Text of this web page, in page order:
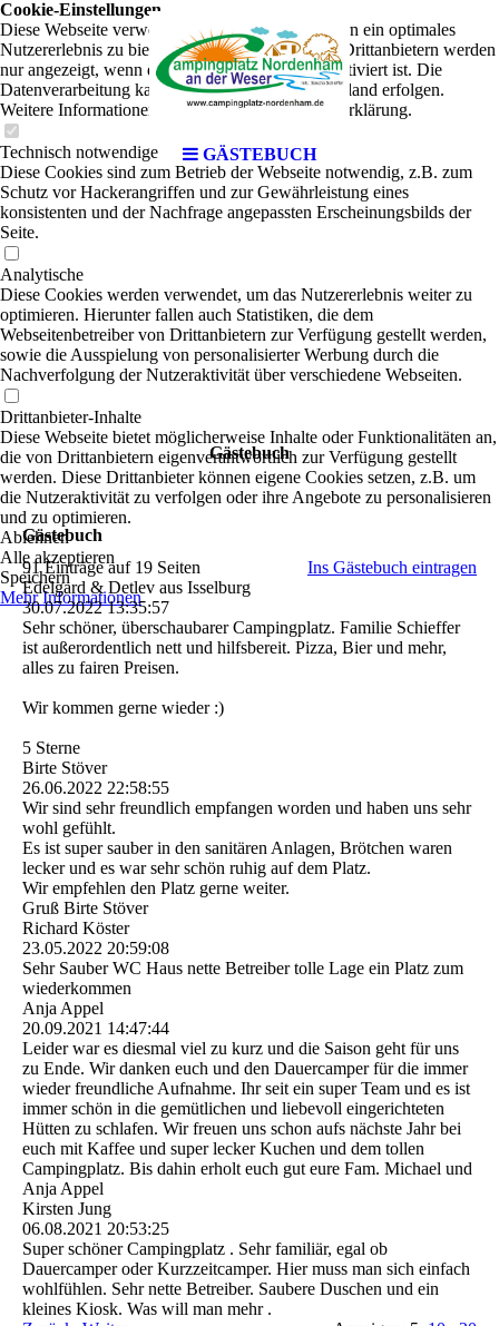
GÄSTEBUCH
Gästebuch
Gästebuch
91 Einträge auf 19 Seiten
Ins Gästebuch eintragen
Edelgard & Detlev aus Isselburg
30.07.2022 13:35:57
Sehr schöner, überschaubarer Campingplatz. Familie Schieffer
ist außerordentlich nett und hilfsbereit. Pizza, Bier und mehr,
alles zu fairen Preisen.
Wir kommen gerne wieder :)
5 Sterne
Birte Stöver
26.06.2022 22:58:55
Wir sind sehr freundlich empfangen worden und haben uns sehr
wohl gefühlt.
Es ist super sauber in den sanitären Anlagen, Brötchen waren
lecker und es war sehr schön ruhig auf dem Platz.
Wir empfehlen den Platz gerne weiter.
Gruß Birte Stöver
Richard Köster
23.05.2022 20:59:08
Sehr Sauber WC Haus nette Betreiber tolle Lage ein Platz zum
wiederkommen
Anja Appel
20.09.2021 14:47:44
Leider war es diesmal viel zu kurz und die Saison geht für uns
zu Ende. Wir danken euch und den Dauercamper für die immer
wieder freundliche Aufnahme. Ihr seit ein super Team und es ist
immer schön in die gemütlichen und liebevoll eingerichteten
Hütten zu schlafen. Wir freuen uns schon aufs nächste Jahr bei
euch mit Kaffee und super lecker Kuchen und dem tollen
Campingplatz. Bis dahin erholt euch gut eure Fam. Michael und
Anja Appel
Kirsten Jung
06.08.2021 20:53:25
Super schöner Campingplatz . Sehr familiär, egal ob
Dauercamper oder Kurzzeitcamper. Hier muss man sich einfach
wohlfühlen. Sehr nette Betreiber. Saubere Duschen und ein
kleines Kiosk. Was will man mehr .
Cookie-Einstellungen
Diese Webseite verwendet Cookies, um Besuchern ein optimales
Nutzererlebnis zu bieten. Bestimmte Inhalte von Drittanbietern werden
nur angezeigt, wenn die entsprechende Option aktiviert ist. Die
Datenverarbeitung kann dann auch in einem Drittland erfolgen.
Weitere Informationen hierzu in der Datenschutzerklärung.
Technisch notwendige
Diese Cookies sind zum Betrieb der Webseite notwendig, z.B. zum
Schutz vor Hackerangriffen und zur Gewährleistung eines
konsistenten und der Nachfrage angepassten Erscheinungsbilds der
Seite.
Analytische
Diese Cookies werden verwendet, um das Nutzererlebnis weiter zu
optimieren. Hierunter fallen auch Statistiken, die dem
Webseitenbetreiber von Drittanbietern zur Verfügung gestellt werden,
sowie die Ausspielung von personalisierter Werbung durch die
Nachverfolgung der Nutzeraktivität über verschiedene Webseiten.
Drittanbieter-Inhalte
Diese Webseite bietet möglicherweise Inhalte oder Funktionalitäten an,
die von Drittanbietern eigenverantwortlich zur Verfügung gestellt
werden. Diese Drittanbieter können eigene Cookies setzen, z.B. um
die Nutzeraktivität zu verfolgen oder ihre Angebote zu personalisieren
und zu optimieren.
Ablehnen
Alle akzeptieren
Speichern
Mehr Informationen